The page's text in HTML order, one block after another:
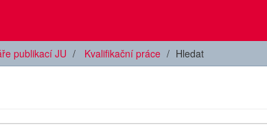
publikací JU Kvalifikační práce Hledat